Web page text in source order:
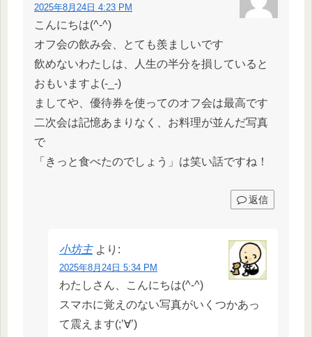
2025年8月24日 4:23 PM
こんにちは(^-^)
オフ会の飲み会、とても羨ましいです
飲めないわたしは、人生の半分を損していると
おもいますよ(-_-)
ましてや、優待券を使ってのオフ会は最高です
二次会は記憶あまりなく、お料理が並んだ写真
で
「きっと食べたのでしょう」は笑い話ですね！
返信
小坊主 より:
2025年8月24日 5:34 PM
わたしさん、こんにちは(^-^)
スマホに覚えのない写真がいくつかあっ
て震えます(;’∀’)